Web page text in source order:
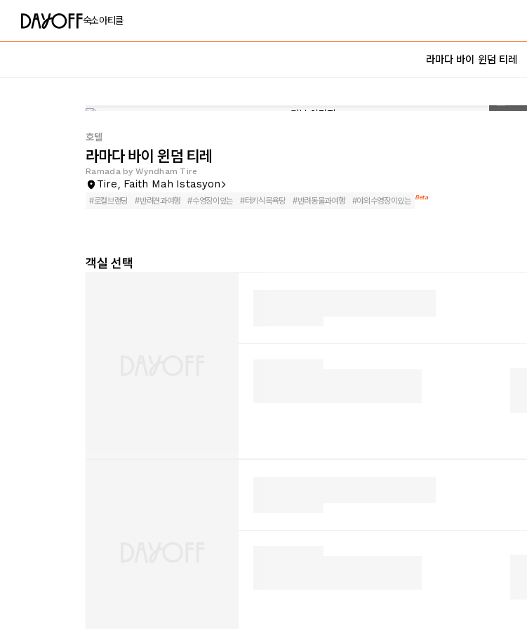
숙소아티클
라마다 바이 윈덤 티레
호텔
라마다 바이 윈덤 티레
Ramada by Wyndham Tire
Tire, Faith Mah Istasyon
#로컬브랜딩 #반려견과여행 #수영장이있는 #터키식목욕탕 #반려동물과여행 #야외수영장이있는 Beta
객실 선택